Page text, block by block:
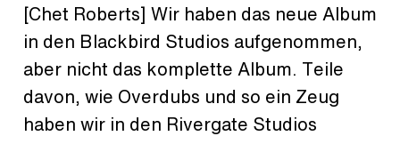
[Chet Roberts] Wir haben das neue Album
in den Blackbird Studios aufgenommen,
aber nicht das komplette Album. Teile
davon, wie Overdubs und so ein Zeug
haben wir in den Rivergate Studios